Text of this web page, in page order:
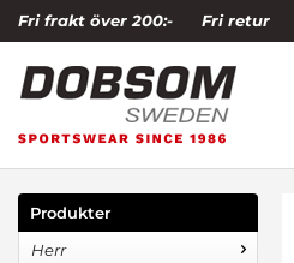
Fri frakt över 200:- Fri retur
Produkter
Herr